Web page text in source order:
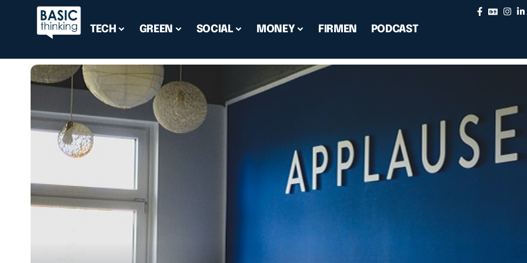
TECH GREEN SOCIAL MONEY FIRMEN PODCAST